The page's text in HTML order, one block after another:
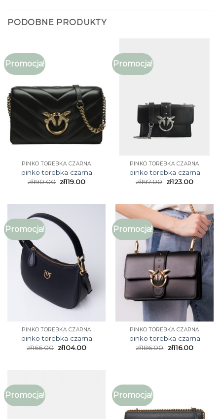
PODOBNE PRODUKTY
Promocja!
PINKO TOREBKA CZARNA
pinko torebka czarna
zł190.00 zł119.00
Promocja!
PINKO TOREBKA CZARNA
pinko torebka czarna
zł197.00 zł123.00
Promocja!
PINKO TOREBKA CZARNA
pinko torebka czarna
zł166.00 zł104.00
Promocja!
PINKO TOREBKA CZARNA
pinko torebka czarna
zł186.00 zł116.00
Promocja! Promocja!